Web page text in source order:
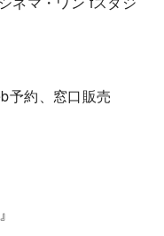
予約、窓口販売